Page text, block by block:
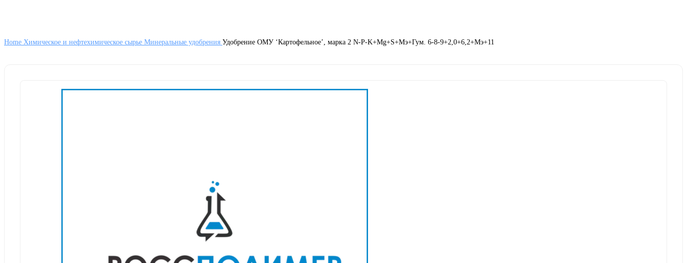
Home Химическое и нефтехимическое сырье Минеральные удобрения Удобрение ОМУ ‘Картофельное’, марка 2 N-P-K+Mg+S+Мэ+Гум. 6-8-9+2,0+6,2+Мэ+11